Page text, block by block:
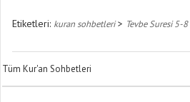
Etiketleri: kuran sohbetleri> Tevbe Suresi 5-
Tüm Kur'an Sohbetleri